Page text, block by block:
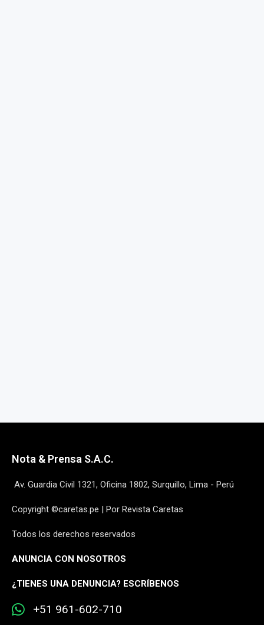
Nota & Prensa S.A.C.
Av. Guardia Civil 1321, Oficina 1802, Surquillo, Lima - Perú
Copyright ©caretas.pe | Por Revista Caretas
Todos los derechos reservados
ANUNCIA CON NOSOTROS
¿TIENES UNA DENUNCIA? ESCRÍBENOS
+51 961-602-710